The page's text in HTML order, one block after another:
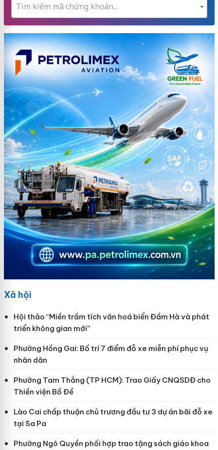
Tìm kiếm mã chứng khoán...
Xã hội
Hội thảo “Miền trầm tích văn hoá biển Đầm Hà và phát
triển không gian mới”
Phường Hồng Gai: Bố trí 7 điểm đỗ xe miễn phí phục vụ
nhân dân
Phường Tam Thắng (TP HCM): Trao Giấy CNQSDĐ cho
Thiền viện Bồ Đề
Lào Cai chấp thuận chủ trương đầu tư 3 dự án bãi đỗ xe
tại Sa Pa
Phường Ngô Quyền phối hợp trao tặng sách giáo khoa